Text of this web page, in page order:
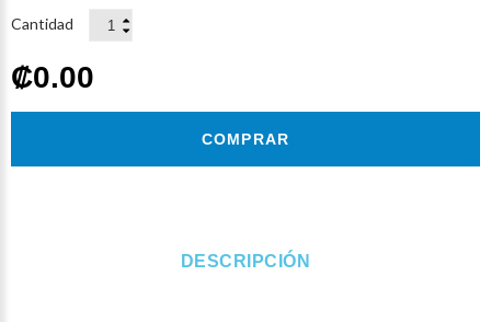
Cantidad
‎₡0.00
COMPRAR
DESCRIPCIÓN